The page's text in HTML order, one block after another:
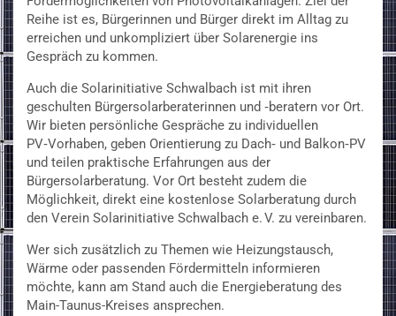
Reihe ist es, Bürgerinnen und Bürger direkt im Alltag zu
erreichen und unkompliziert über Solarenergie ins
Gespräch zu kommen.
Auch die Solarinitiative Schwalbach ist mit ihren
geschulten Bürgersolarberaterinnen und ‑beratern vor Ort.
Wir bieten persönliche Gespräche zu individuellen
PV‑Vorhaben, geben Orientierung zu Dach‑ und Balkon‑PV
und teilen praktische Erfahrungen aus der
Bürgersolarberatung. Vor Ort besteht zudem die
Möglichkeit, direkt eine kostenlose Solarberatung durch
den Verein Solarinitiative Schwalbach e. V. zu vereinbaren.
Wer sich zusätzlich zu Themen wie Heizungstausch,
Wärme oder passenden Fördermitteln informieren
möchte, kann am Stand auch die Energieberatung des
Main-Taunus-Kreises ansprechen.